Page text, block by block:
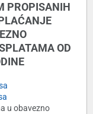
PROPISANIH
OD
u obavezno